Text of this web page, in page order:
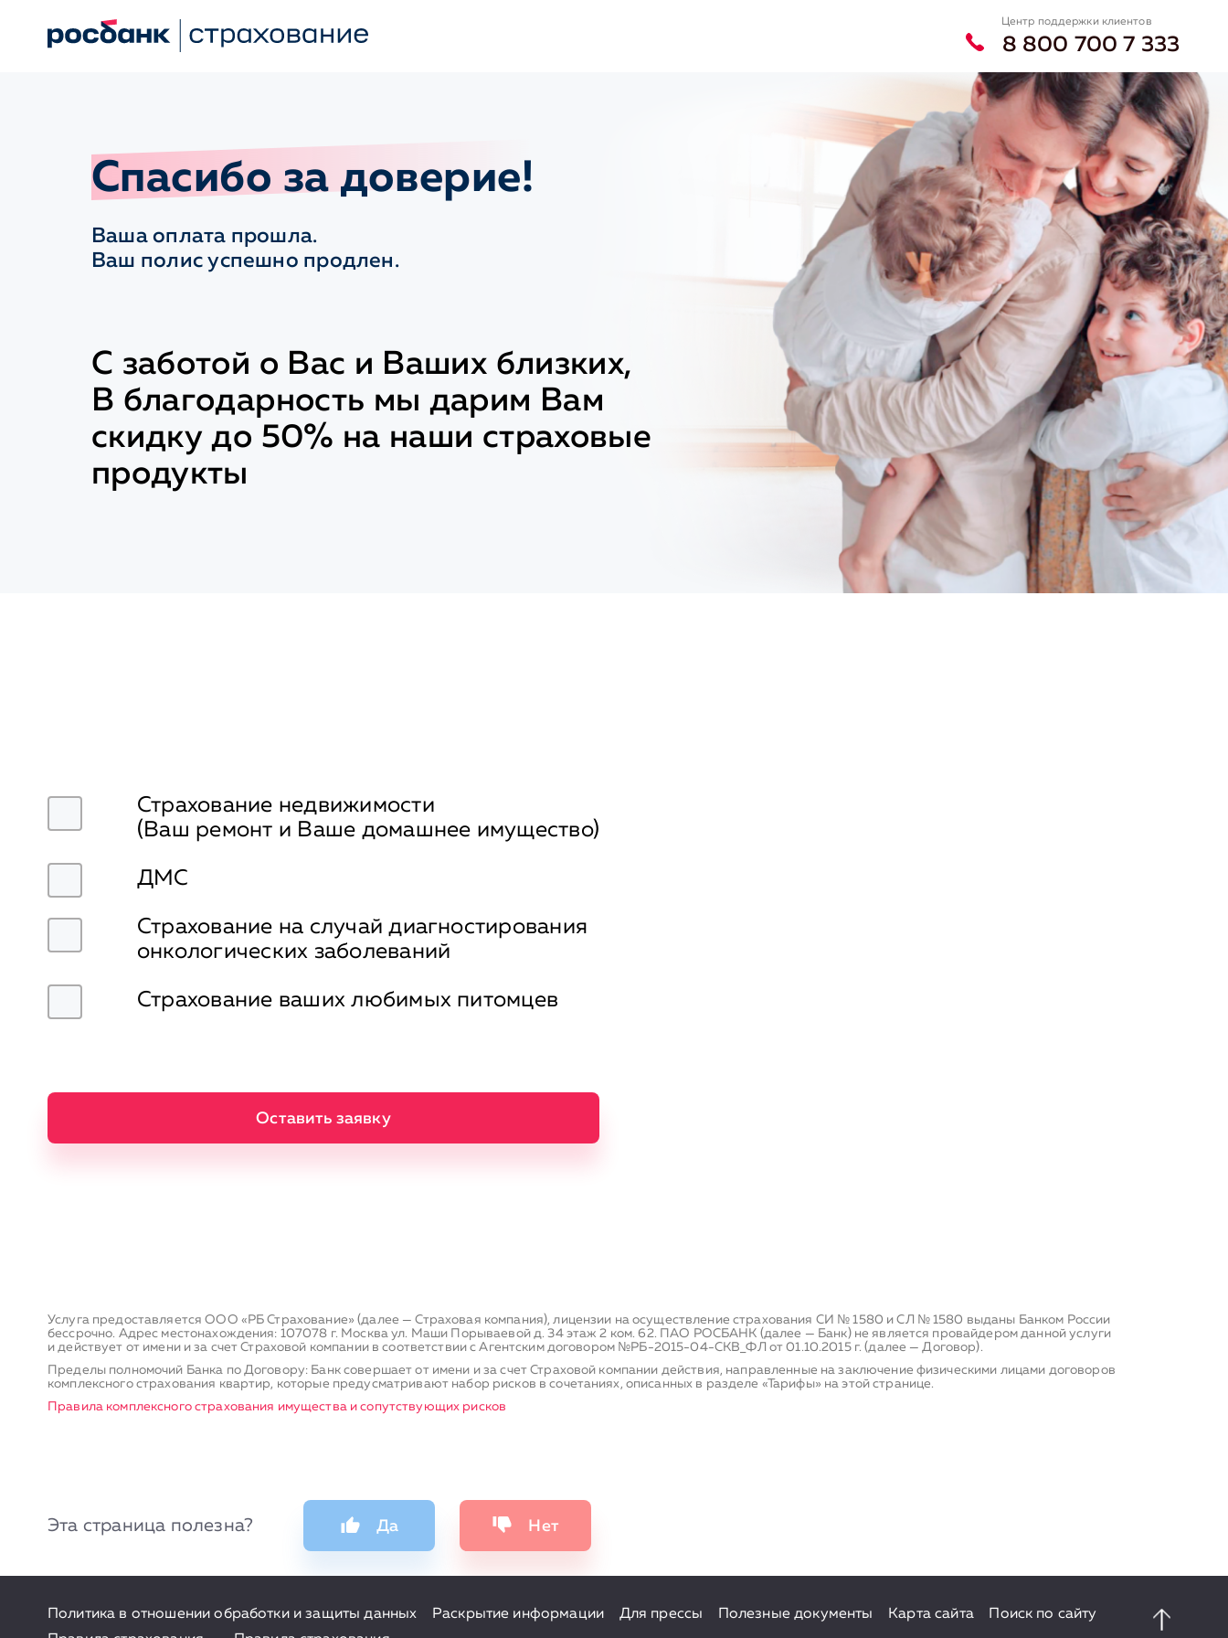
Центр поддержки клиентов
8 800 700 7 333
Спасибо за доверие!
Ваша оплата прошла.
Ваш полис успешно продлен.
С заботой о Вас и Ваших близких,
В благодарность мы дарим Вам
скидку до 50% на наши страховые
продукты
Страхование недвижимости
(Ваш ремонт и Ваше домашнее имущество)
ДМС
Страхование на случай диагностирования
онкологических заболеваний
Страхование ваших любимых питомцев
Оставить заявку
Услуга предоставляется ООО «РБ Страхование» (далее — Страховая компания), лицензии на осуществление страхования СИ № 1580 и СЛ № 1580 выданы Банком России
бессрочно. Адрес местонахождения: 107078 г. Москва ул. Маши Порываевой д. 34 этаж 2 ком. 62. ПАО РОСБАНК (далее — Банк) не является провайдером данной услуги
и действует от имени и за счет Страховой компании в соответствии с Агентским договором №РБ-2015-04-СКВ_ФЛ от 01.10.2015 г. (далее — Договор).
Пределы полномочий Банка по Договору: Банк совершает от имени и за счет Страховой компании действия, направленные на заключение физическими лицами договоров
комплексного страхования квартир, которые предусматривают набор рисков в сочетаниях, описанных в разделе «Тарифы» на этой странице.
Правила комплексного страхования имущества и сопутствующих рисков
Эта страница полезна? Да Нет
Политика в отношении обработки и защиты данных Раскрытие информации Для прессы Полезные документы Карта сайта
Поиск по сайту